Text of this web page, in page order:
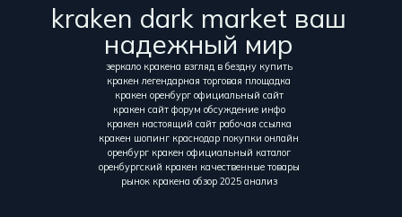
kraken dark market ваш
надежный мир
зеркало кракена взгляд в бездну купить
кракен легендарная торговая площадка
кракен оренбург официальный сайт
кракен сайт форум обсуждение инфо
кракен настоящий сайт рабочая ссылка
кракен шопинг краснодар покупки онлайн
оренбург кракен официальный каталог
оренбургский кракен качественные товары
рынок кракена обзор 2025 анализ